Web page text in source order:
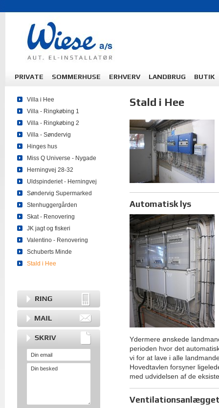
PRIVATE SOMMERHUSE ERHVERV LANDBRUG BUTIK
Villa i Hee
Villa - Ringkøbing 1
Villa - Ringkøbing 2
Villa - Søndervig
Hinges hus
Miss Q Universe - Nygade
Herningvej 28-32
Uldspinderiet - Herningvej
Søndervig Supermarked
Stenhuggergården
Skat - Renovering
JK jagt og fiskeri
Valentino - Renovering
Schuberts Minde
Stald i Hee
Stald i Hee
Automatisk lys
Ydermere ønskede
perioden hvor det
vi for at lave i alle
Hovedtavlen forsyner
med udvidelsen af de